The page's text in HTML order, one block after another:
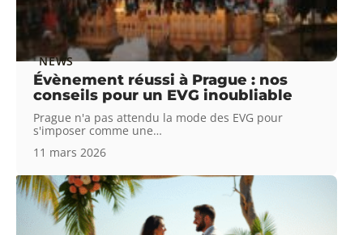
NEWS
Évènement réussi à Prague : nos
conseils pour un EVG inoubliable
Prague n'a pas attendu la mode des EVG pour
s'imposer comme une…
11 mars 2026